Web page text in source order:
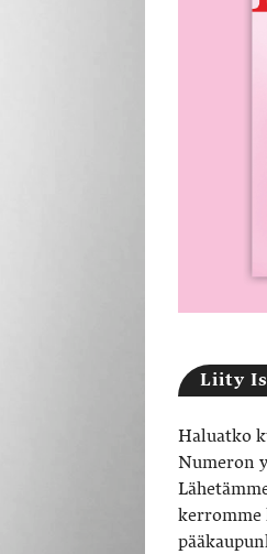
Liity
Haluatko
Numeron